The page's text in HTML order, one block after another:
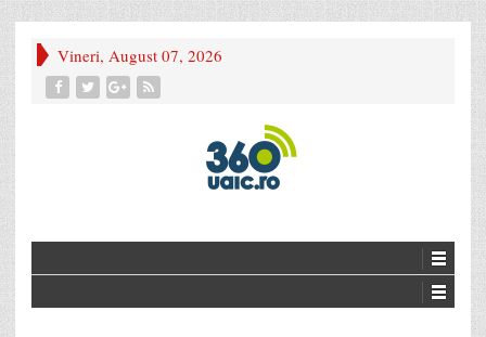
Vineri, August 07, 2026